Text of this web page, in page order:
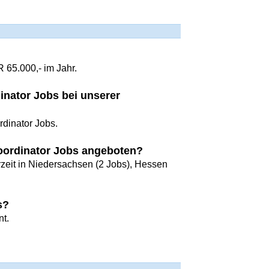
65.000,- im Jahr.
Jobs bei unserer
Jobs.
Jobs angeboten?
in Niedersachsen (2 Jobs), Hessen